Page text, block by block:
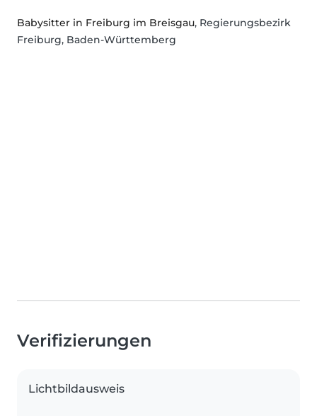
Babysitter in Freiburg im Breisgau, Regierungsbezirk
Freiburg, Baden-Württemberg
Verifizierungen
Lichtbildausweis